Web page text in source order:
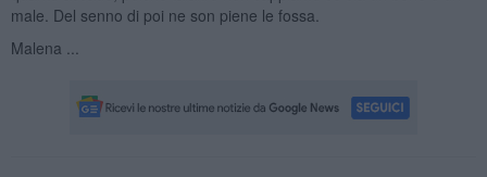
male. Del senno di poi ne son piene le fossa.
Malena ...